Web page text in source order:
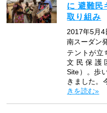
に 避難民
取り組み
2017年5月4
南スーダン
テントが立
文民保護
Site）。歩
きました。
きを読む»